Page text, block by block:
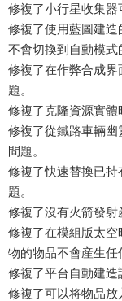
修複了小行星收集器
修複了使用藍圖建
不會切換到自動模式
修複了在作弊合成
題。
修複了克隆資源實體
修複了從鐵路車輛
問題。
修複了快速替換已
題。
修複了沒有火箭發射
修複了在模組版太
物的物品不會産生任
修複了平台自動建造
修複了可以将物品放